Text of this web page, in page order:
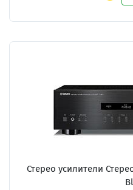
Стерео усилители